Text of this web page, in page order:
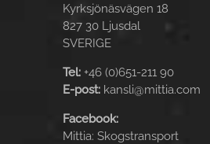
Kyrksjönäsvägen 18
827 30 Ljusdal
SVERIGE
Tel: +46 (0)651-211 90
E-post: kansli@mittia.com
Facebook:
Mittia: Skogstransport